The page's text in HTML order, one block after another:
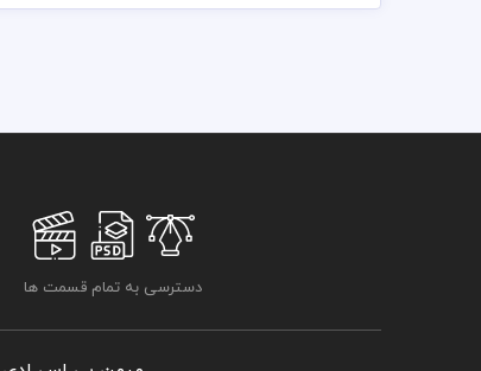
دسترسی به تمام قسمت ها